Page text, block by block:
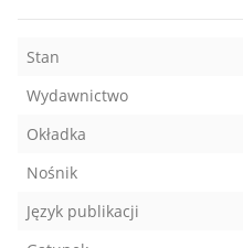
Stan
Wydawnictwo
Okładka
Nośnik
Język publikacji